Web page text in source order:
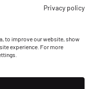
Privacy policy
to improve our website, show
experience. For more